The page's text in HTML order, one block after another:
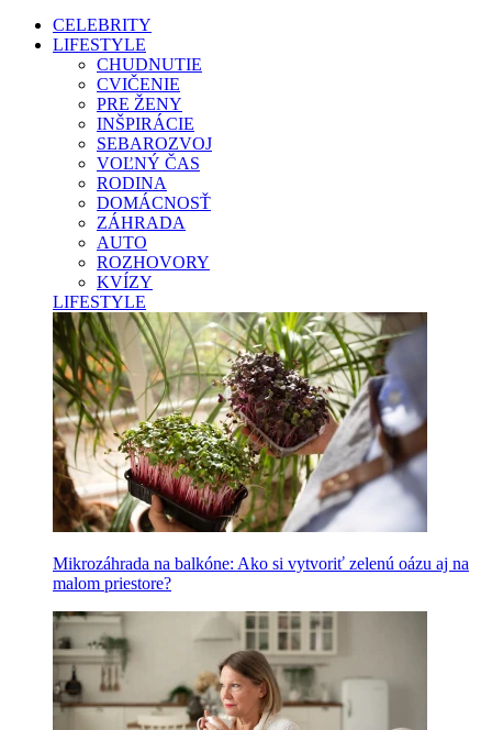
CELEBRITY
LIFESTYLE
CHUDNUTIE
CVIČENIE
PRE ŽENY
INŠPIRÁCIE
SEBAROZVOJ
VOĽNÝ ČAS
RODINA
DOMÁCNOSŤ
ZÁHRADA
AUTO
ROZHOVORY
KVÍZY
LIFESTYLE
Mikrozáhrada na balkóne: Ako si vytvoriť zelenú oázu aj na
malom priestore?